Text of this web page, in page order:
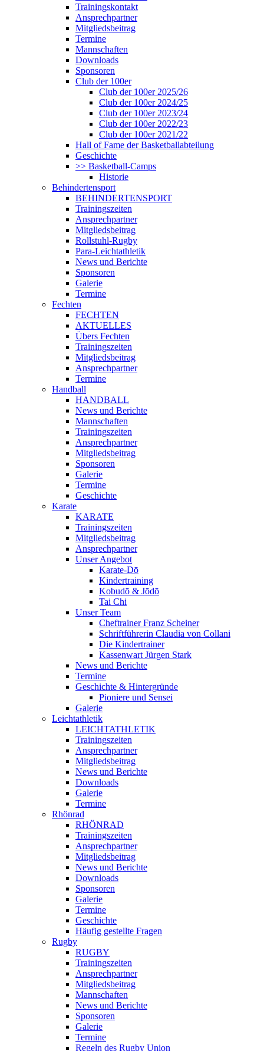
Trainingskontakt
Ansprechpartner
Mitgliedsbeitrag
Termine
Mannschaften
Downloads
Sponsoren
Club der 100er
Club der 100er 2025/26
Club der 100er 2024/25
Club der 100er 2023/24
Club der 100er 2022/23
Club der 100er 2021/22
Hall of Fame der Basketballabteilung
Geschichte
>> Basketball-Camps
Historie
Behindertensport
BEHINDERTENSPORT
Trainingszeiten
Ansprechpartner
Mitgliedsbeitrag
Rollstuhl-Rugby
Para-Leichtathletik
News und Berichte
Sponsoren
Galerie
Termine
Fechten
FECHTEN
AKTUELLES
Übers Fechten
Trainingszeiten
Mitgliedsbeitrag
Ansprechpartner
Termine
Handball
HANDBALL
News und Berichte
Mannschaften
Trainingszeiten
Ansprechpartner
Mitgliedsbeitrag
Sponsoren
Galerie
Termine
Geschichte
Karate
KARATE
Trainingszeiten
Mitgliedsbeitrag
Ansprechpartner
Unser Angebot
Karate-Dō
Kindertraining
Kobudō & Jōdō
Tai Chi
Unser Team
Cheftrainer Franz Scheiner
Schriftführerin Claudia von Collani
Die Kindertrainer
Kassenwart Jürgen Stark
News und Berichte
Termine
Geschichte & Hintergründe
Pioniere und Sensei
Galerie
Leichtathletik
LEICHTATHLETIK
Trainingszeiten
Ansprechpartner
Mitgliedsbeitrag
News und Berichte
Downloads
Galerie
Termine
Rhönrad
RHÖNRAD
Trainingszeiten
Ansprechpartner
Mitgliedsbeitrag
News und Berichte
Downloads
Sponsoren
Galerie
Termine
Geschichte
Häufig gestellte Fragen
Rugby
RUGBY
Trainingszeiten
Ansprechpartner
Mitgliedsbeitrag
Mannschaften
News und Berichte
Sponsoren
Galerie
Termine
Regeln des Rugby Union